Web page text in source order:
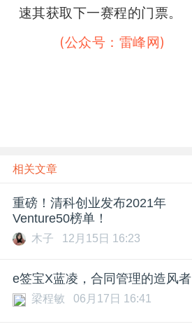
速其获取下一赛程的门票。
(公众号：雷峰网)
相关文章
重磅！清科创业发布2021年
Venture50榜单！
木子 12月15日 16:23
e签宝X蓝凌，合同管理的造风者
梁程敏 06月17日 16:41